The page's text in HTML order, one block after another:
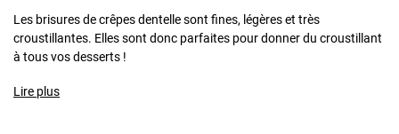
Les brisures de crêpes dentelle sont fines, légères et très
croustillantes. Elles sont donc parfaites pour donner du croustillant
à tous vos desserts !
Lire plus